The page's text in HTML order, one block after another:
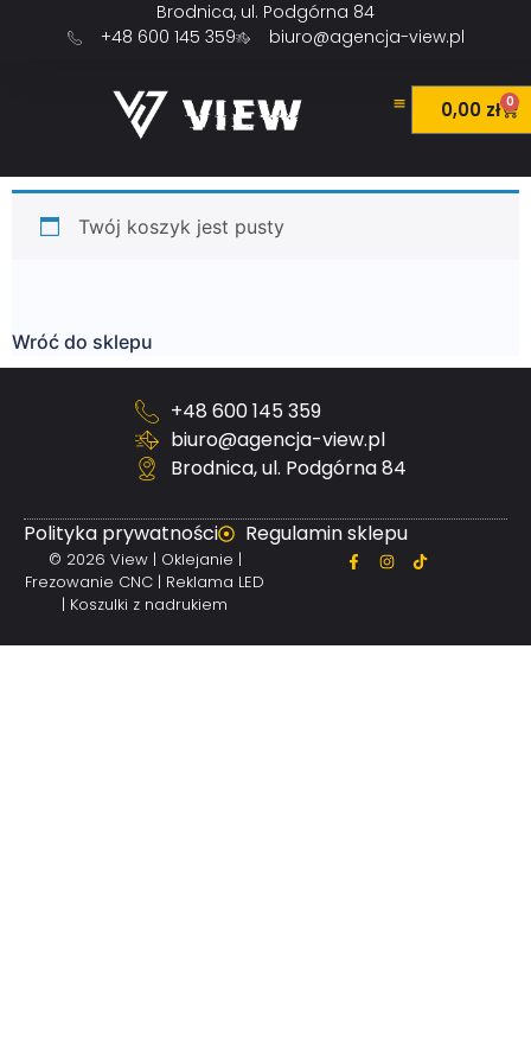
Brodnica, ul. Podgórna 84
+48 600 145 359
biuro@agencja-view.pl
0,00 zł 0
Twój koszyk jest pusty
Wróć do sklepu
+48 600 145 359
biuro@agencja-view.pl
Brodnica, ul. Podgórna 84
Polityka prywatności Regulamin sklepu
© 2026 View | Oklejanie |
Frezowanie CNC | Reklama LED
| Koszulki z nadrukiem